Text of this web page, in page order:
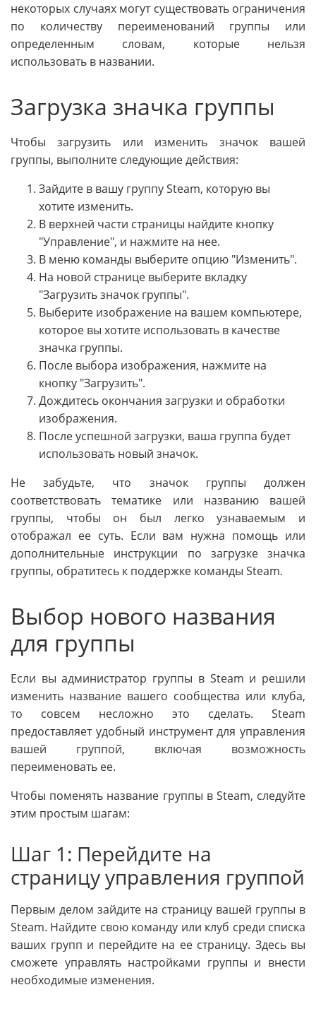
некоторых случаях могут существовать ограничения
по количеству переименований группы или
определенным словам, которые нельзя
использовать в названии.
Загрузка значка группы
Чтобы загрузить или изменить значок вашей
группы, выполните следующие действия:
Зайдите в вашу группу Steam, которую вы
хотите изменить.
В верхней части страницы найдите кнопку
"Управление", и нажмите на нее.
В меню команды выберите опцию "Изменить".
На новой странице выберите вкладку
"Загрузить значок группы".
Выберите изображение на вашем компьютере,
которое вы хотите использовать в качестве
значка группы.
После выбора изображения, нажмите на
кнопку "Загрузить".
Дождитесь окончания загрузки и обработки
изображения.
После успешной загрузки, ваша группа будет
использовать новый значок.
Не забудьте, что значок группы должен
соответствовать тематике или названию вашей
группы, чтобы он был легко узнаваемым и
отображал ее суть. Если вам нужна помощь или
дополнительные инструкции по загрузке значка
группы, обратитесь к поддержке команды Steam.
Выбор нового названия
для группы
Если вы администратор группы в Steam и решили
изменить название вашего сообщества или клуба,
то совсем несложно это сделать. Steam
предоставляет удобный инструмент для управления
вашей группой, включая возможность
переименовать ее.
Чтобы поменять название группы в Steam, следуйте
этим простым шагам:
Шаг 1: Перейдите на
страницу управления группой
Первым делом зайдите на страницу вашей группы в
Steam. Найдите свою команду или клуб среди списка
ваших групп и перейдите на ее страницу. Здесь вы
сможете управлять настройками группы и внести
необходимые изменения.